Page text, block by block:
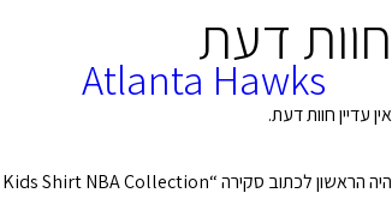
Atlanta Hawks
חוות דעת
אין עדיין חוות דעת.
היה הראשון לכתוב סקירה “Butler Kids Shirt NBA Collection”